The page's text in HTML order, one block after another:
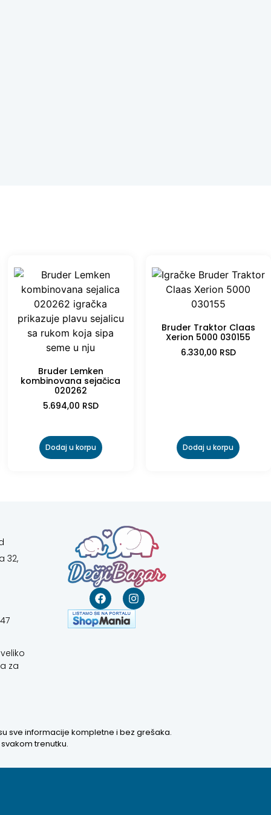
Bruder Lemken
kombinovana sejačica
020262
5.694,00 RSD
Dodaj u korpu
Bruder Traktor Claas
Xerion 5000 030155
6.330,00 RSD
Dodaj u korpu
32,
za
sve informacije kompletne i bez grešaka.
trenutku.